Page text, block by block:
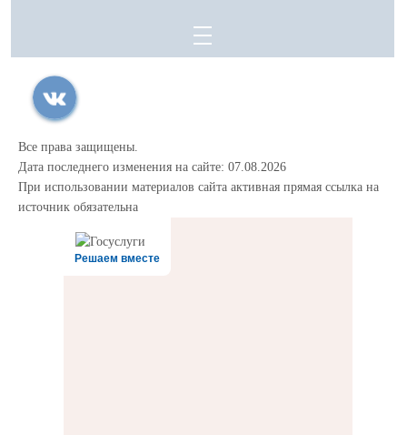
Все права защищены.
Дата последнего изменения на сайте: 07.08.2026
При использовании материалов сайта активная прямая ссылка на
источник обязательна
Решаем вместе